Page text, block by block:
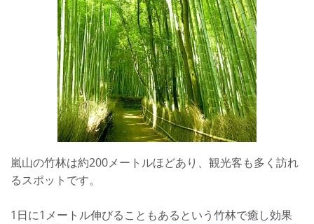
嵐山の竹林は約200メートルほどあり、観光客も多く訪れ
るスポットです。
1日に1メートル伸びることもあるという竹林で癒し効果